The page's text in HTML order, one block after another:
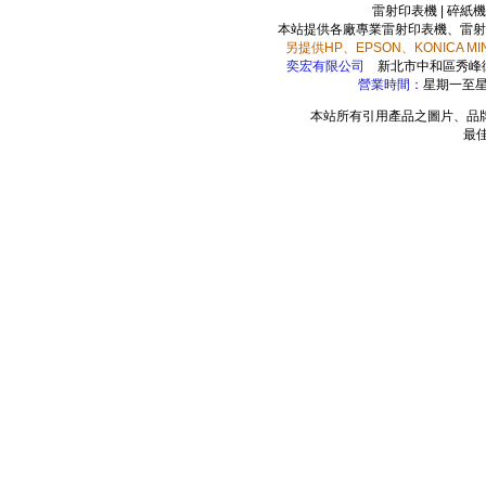
雷射印表機
碎紙機
本站提供各廠專業雷射印表機、雷
另提供HP、EPSON、KONICA
奕宏有限公司
新北市中和區秀
營業時間： 星期一至
本站所有引用產品之圖片、品
最